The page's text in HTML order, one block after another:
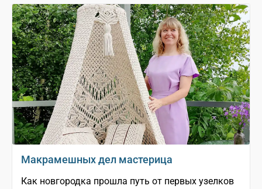
Макрамешных дел мастерица
Как новгородка прошла путь от первых узелков